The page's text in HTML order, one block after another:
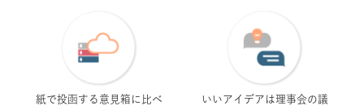
紙で投函する意見箱に 比べ
いいアイデアは理事会の議